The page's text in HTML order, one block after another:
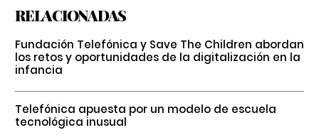
RELACIONADAS
Fundación Telefónica y Save The Children abordan
los retos y oportunidades de la digitalización en la
infancia
Telefónica apuesta por un modelo de escuela
tecnológica inusual